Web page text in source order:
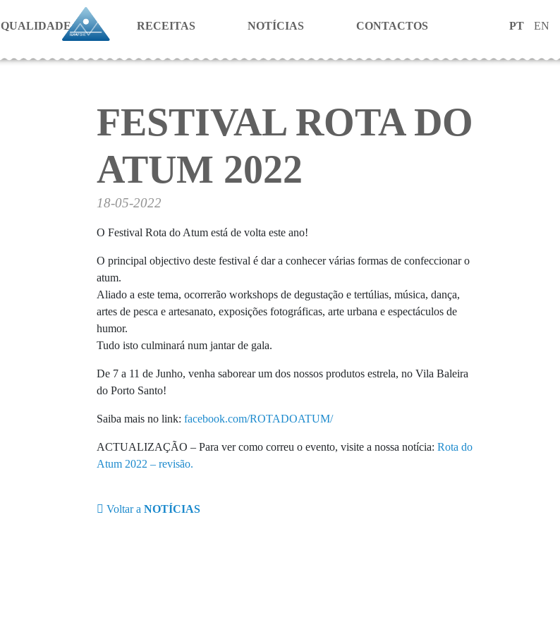
PT EN
QUALIDADE RECEITAS NOTÍCIAS CONTACTOS
FESTIVAL ROTA DO
ATUM 2022
18-05-2022
O Festival Rota do Atum está de volta este ano!
O principal objectivo deste festival é dar a conhecer várias formas de confeccionar o
atum.
Aliado a este tema, ocorrerão workshops de degustação e tertúlias, música, dança,
artes de pesca e artesanato, exposições fotográficas, arte urbana e espectáculos de
humor.
Tudo isto culminará num jantar de gala.
De 7 a 11 de Junho, venha saborear um dos nossos produtos estrela, no Vila Baleira
do Porto Santo!
Saiba mais no link: facebook.com/ROTADOATUM/
ACTUALIZAÇÃO – Para ver como correu o evento, visite a nossa notícia: Rota do
Atum 2022 – revisão.
Voltar a NOTÍCIAS